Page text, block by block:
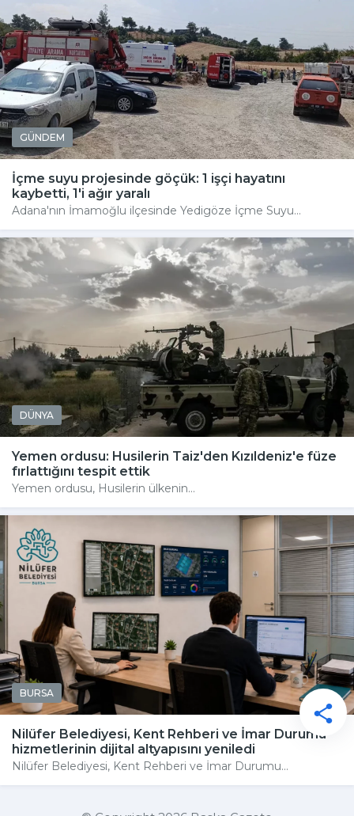
GÜNDEM
İçme suyu projesinde göçük: 1 işçi hayatını
kaybetti, 1'i ağır yaralı
Adana'nın İmamoğlu ilçesinde Yedigöze İçme Suyu...
DÜNYA
Yemen ordusu: Husilerin Taiz'den Kızıldeniz'e füze
fırlattığını tespit ettik
Yemen ordusu, Husilerin ülkenin...
BURSA
Nilüfer Belediyesi, Kent Rehberi ve İmar Durumu
hizmetlerinin dijital altyapısını yeniledi
Nilüfer Belediyesi, Kent Rehberi ve İmar Durumu...